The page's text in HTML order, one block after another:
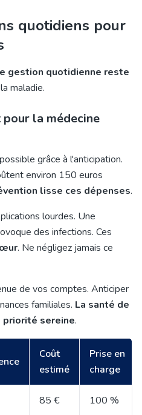
quotidiens pour
gestion quotidienne reste
maladie.
la médecine
grâce à l'anticipation.
environ 150 euros
lisse ces dépenses.
lourdes. Une
des infections. Ces
. Ne négligez jamais ce
de vos comptes. Anticiper
familiales. La santé de
priorité sereine.
Coût
estimé
Prise en
charge
85 € 100 %